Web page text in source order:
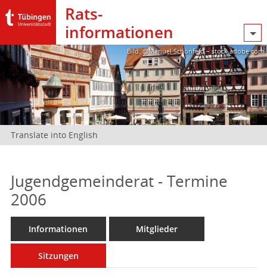
Rats­
informationen
Bild: @Manuel Schönfeld – stock.adobe.com
Translate into English
Jugendgemeinderat - Termine
2006
Informationen Mitglieder
Sitzungen